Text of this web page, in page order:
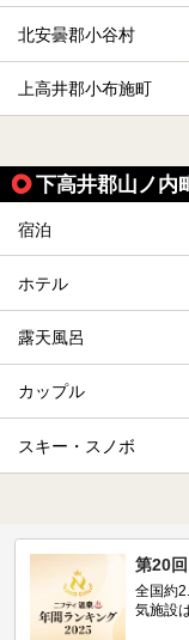
北安曇郡小谷村
上高井郡小布施町
下高井郡山ノ内
宿泊
ホテル
露天風呂
カップル
スキー・スノボ
第20
全国約
気施設